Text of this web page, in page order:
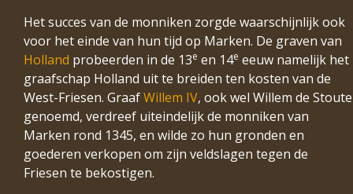
Het succes van de monniken zorgde waarschijnlijk ook
voor het einde van hun tijd op Marken. De graven van
Holland probeerden in de 13e en 14e eeuw namelijk het
graafschap Holland uit te breiden ten kosten van de
West-Friesen. GraafWillem IV, ook wel Willem de Stoute
genoemd, verdreef uiteindelijk de monniken van
Marken rond 1345, en wilde zo hun gronden en
goederen verkopen om zijn veldslagen tegen de
Friesen te bekostigen.